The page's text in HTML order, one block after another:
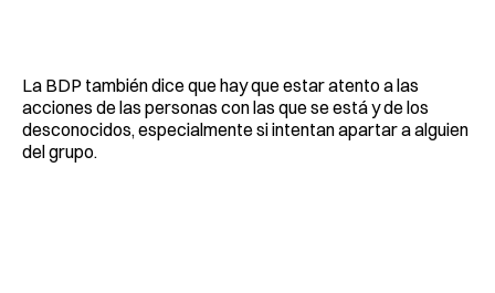
La BDP también dice que hay que estar atento a las
acciones de las personas con las que se está y de los
desconocidos, especialmente si intentan apartar a alguien
del grupo.